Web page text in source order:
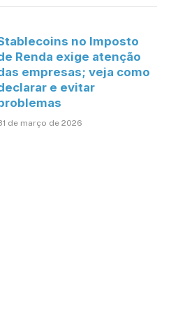
no Imposto
Renda exige atenção
empresas; veja como
e evitar
de março de 2026